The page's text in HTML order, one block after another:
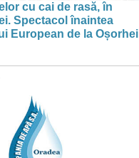
cu cai de rasă, în
Spectacol înaintea
European de la Oșorhei